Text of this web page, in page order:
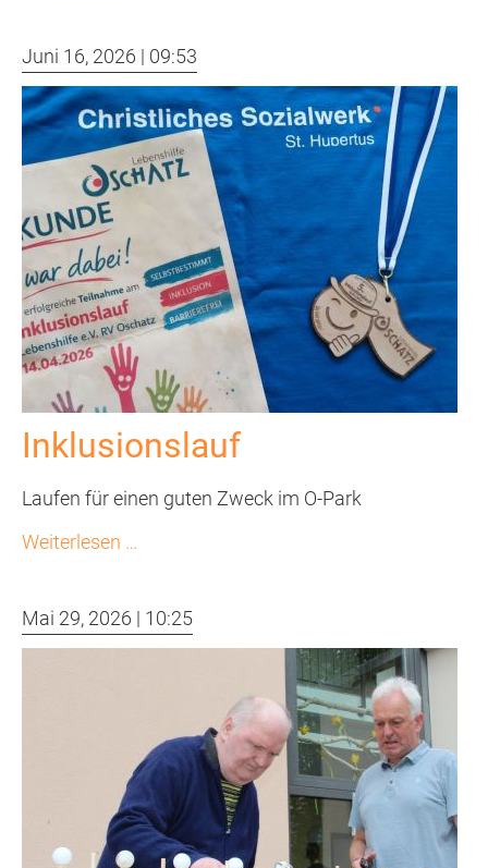
Freiwilligendienst
Praktika
Ehrenamt
Aktuelles
in
Leipzig
Juni 16, 2026 | 09:53
Inklusionslauf
Laufen für einen guten Zweck im O-Park
Weiterlesen …
Mai 29, 2026 | 10:25